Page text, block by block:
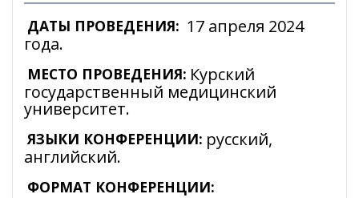
ДАТЫ ПРОВЕДЕНИЯ: 17 апреля 2024
года.
МЕСТО ПРОВЕДЕНИЯ: Курский
государственный медицинский
университет.
ЯЗЫКИ КОНФЕРЕНЦИИ: русский,
английский.
ФОРМАТ КОНФЕРЕНЦИИ: